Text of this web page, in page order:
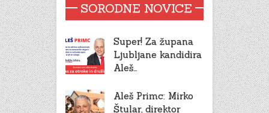
SORODNE NOVICE
Super! Za župana
Ljubljane kandidira
Aleš…
Aleš Primc: Mirko
Štular, direktor